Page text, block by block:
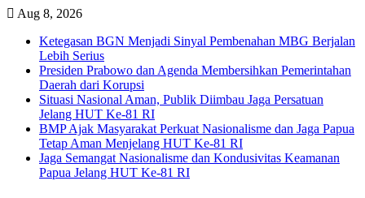
Skip
content
Aug 8, 2026
Ketegasan BGN Menjadi Sinyal Pembenahan MBG Berjalan
Lebih Serius
Presiden Prabowo dan Agenda Membersihkan Pemerintahan
Daerah dari Korupsi
Situasi Nasional Aman, Publik Diimbau Jaga Persatuan
Jelang HUT Ke-81 RI
BMP Ajak Masyarakat Perkuat Nasionalisme dan Jaga Papua
Tetap Aman Menjelang HUT Ke-81 RI
Jaga Semangat Nasionalisme dan Kondusivitas Keamanan
Papua Jelang HUT Ke-81 RI